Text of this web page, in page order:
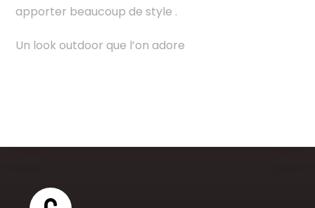
apporter beaucoup de style .
Un look outdoor que l’on adore